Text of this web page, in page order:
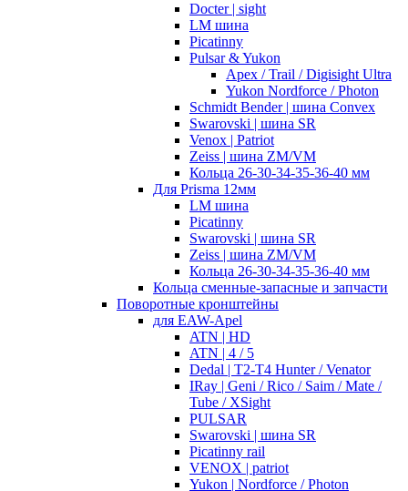
Docter | sight
LM шина
Picatinny
Pulsar & Yukon
Apex / Trail / Digisight Ultra
Yukon Nordforce / Photon
Schmidt Bender | шина Convex
Swarovski | шина SR
Venox | Patriot
Zeiss | шина ZM/VM
Кольца 26-30-34-35-36-40 мм
Для Prisma 12мм
LM шина
Picatinny
Swarovski | шина SR
Zeiss | шина ZM/VM
Кольца 26-30-34-35-36-40 мм
Кольца сменные-запасные и запчасти
Поворотные кронштейны
для EAW-Apel
ATN | HD
ATN | 4 / 5
Dedal | T2-T4 Hunter / Venator
IRay | Geni / Rico / Saim / Mate /
Tube / XSight
PULSAR
Swarovski | шина SR
Picatinny rail
VENOX | patriot
Yukon | Nordforce / Photon